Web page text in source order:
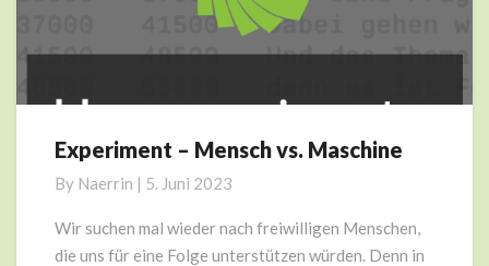
Experiment
Mensch
vs.
Experiment – Mensch vs. Maschine
By Naerrin | 5. Juni 2023
Wir suchen mal wieder nach freiwilligen Menschen,
die uns für eine Folge unterstützen würden. Denn in